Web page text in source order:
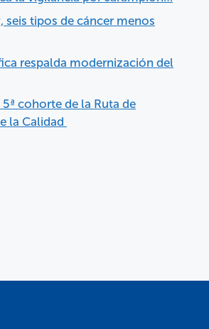
seis tipos de cáncer menos
respalda modernización del
cohorte de la Ruta de
la Calidad